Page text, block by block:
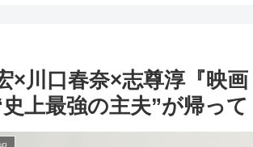
×川口春奈×志尊淳『映
史上最強の主夫”が帰っ